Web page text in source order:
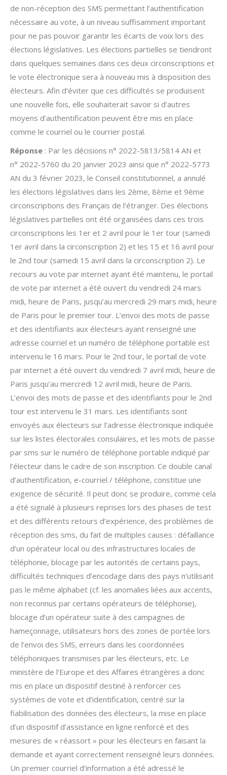
de non-réception des SMS permettant l’authentification
nécessaire au vote, à un niveau suffisamment important
pour ne pas pouvoir garantir les écarts de voix lors des
élections législatives. Les élections partielles se tiendront
dans quelques semaines dans ces deux circonscriptions et
le vote électronique sera à nouveau mis à disposition des
électeurs. Afin d’éviter que ces difficultés se produisent
une nouvelle fois, elle souhaiterait savoir si d’autres
moyens d’authentification peuvent être mis en place
comme le courriel ou le courrier postal.
Réponse : Par les décisions n° 2022-5813/5814 AN et
n° 2022-5760 du 20 janvier 2023 ainsi que n° 2022-5773
AN du 3 février 2023, le Conseil constitutionnel, a annulé
les élections législatives dans les 2ème, 8ème et 9ème
circonscriptions des Français de l’étranger. Des élections
législatives partielles ont été organisées dans ces trois
circonscriptions les 1er et 2 avril pour le 1er tour (samedi
1er avril dans la circonscription 2) et les 15 et 16 avril pour
le 2nd tour (samedi 15 avril dans la circonscription 2). Le
recours au vote par internet ayant été maintenu, le portail
de vote par internet a été ouvert du vendredi 24 mars
midi, heure de Paris, jusqu’au mercredi 29 mars midi, heure
de Paris pour le premier tour. L’envoi des mots de passe
et des identifiants aux électeurs ayant renseigné une
adresse courriel et un numéro de téléphone portable est
intervenu le 16 mars. Pour le 2nd tour, le portail de vote
par internet a été ouvert du vendredi 7 avril midi, heure de
Paris jusqu’au mercredi 12 avril midi, heure de Paris.
L’envoi des mots de passe et des identifiants pour le 2nd
tour est intervenu le 31 mars. Les identifiants sont
envoyés aux électeurs sur l’adresse électronique indiquée
sur les listes électorales consulaires, et les mots de passe
par sms sur le numéro de téléphone portable indiqué par
l’électeur dans le cadre de son inscription. Ce double canal
d’authentification, e-courriel / téléphone, constitue une
exigence de sécurité. Il peut donc se produire, comme cela
a été signalé à plusieurs reprises lors des phases de test
et des différents retours d’expérience, des problèmes de
réception des sms, du fait de multiples causes : défaillance
d’un opérateur local ou des infrastructures locales de
téléphonie, blocage par les autorités de certains pays,
difficultés techniques d’encodage dans des pays n’utilisant
pas le même alphabet (cf. les anomalies liées aux accents,
non reconnus par certains opérateurs de téléphonie),
blocage d’un opérateur suite à des campagnes de
hameçonnage, utilisateurs hors des zones de portée lors
de l’envoi des SMS, erreurs dans les coordonnées
téléphoniques transmises par les électeurs, etc. Le
ministère de l’Europe et des Affaires étrangères a donc
mis en place un dispositif destiné à renforcer ces
systèmes de vote et d’identification, centré sur la
fiabilisation des données des électeurs, la mise en place
d’un dispositif d’assistance en ligne renforcé et des
mesures de « réassort » pour les électeurs en faisant la
demande et ayant correctement renseigné leurs données.
Un premier courriel d’information a été adressé le